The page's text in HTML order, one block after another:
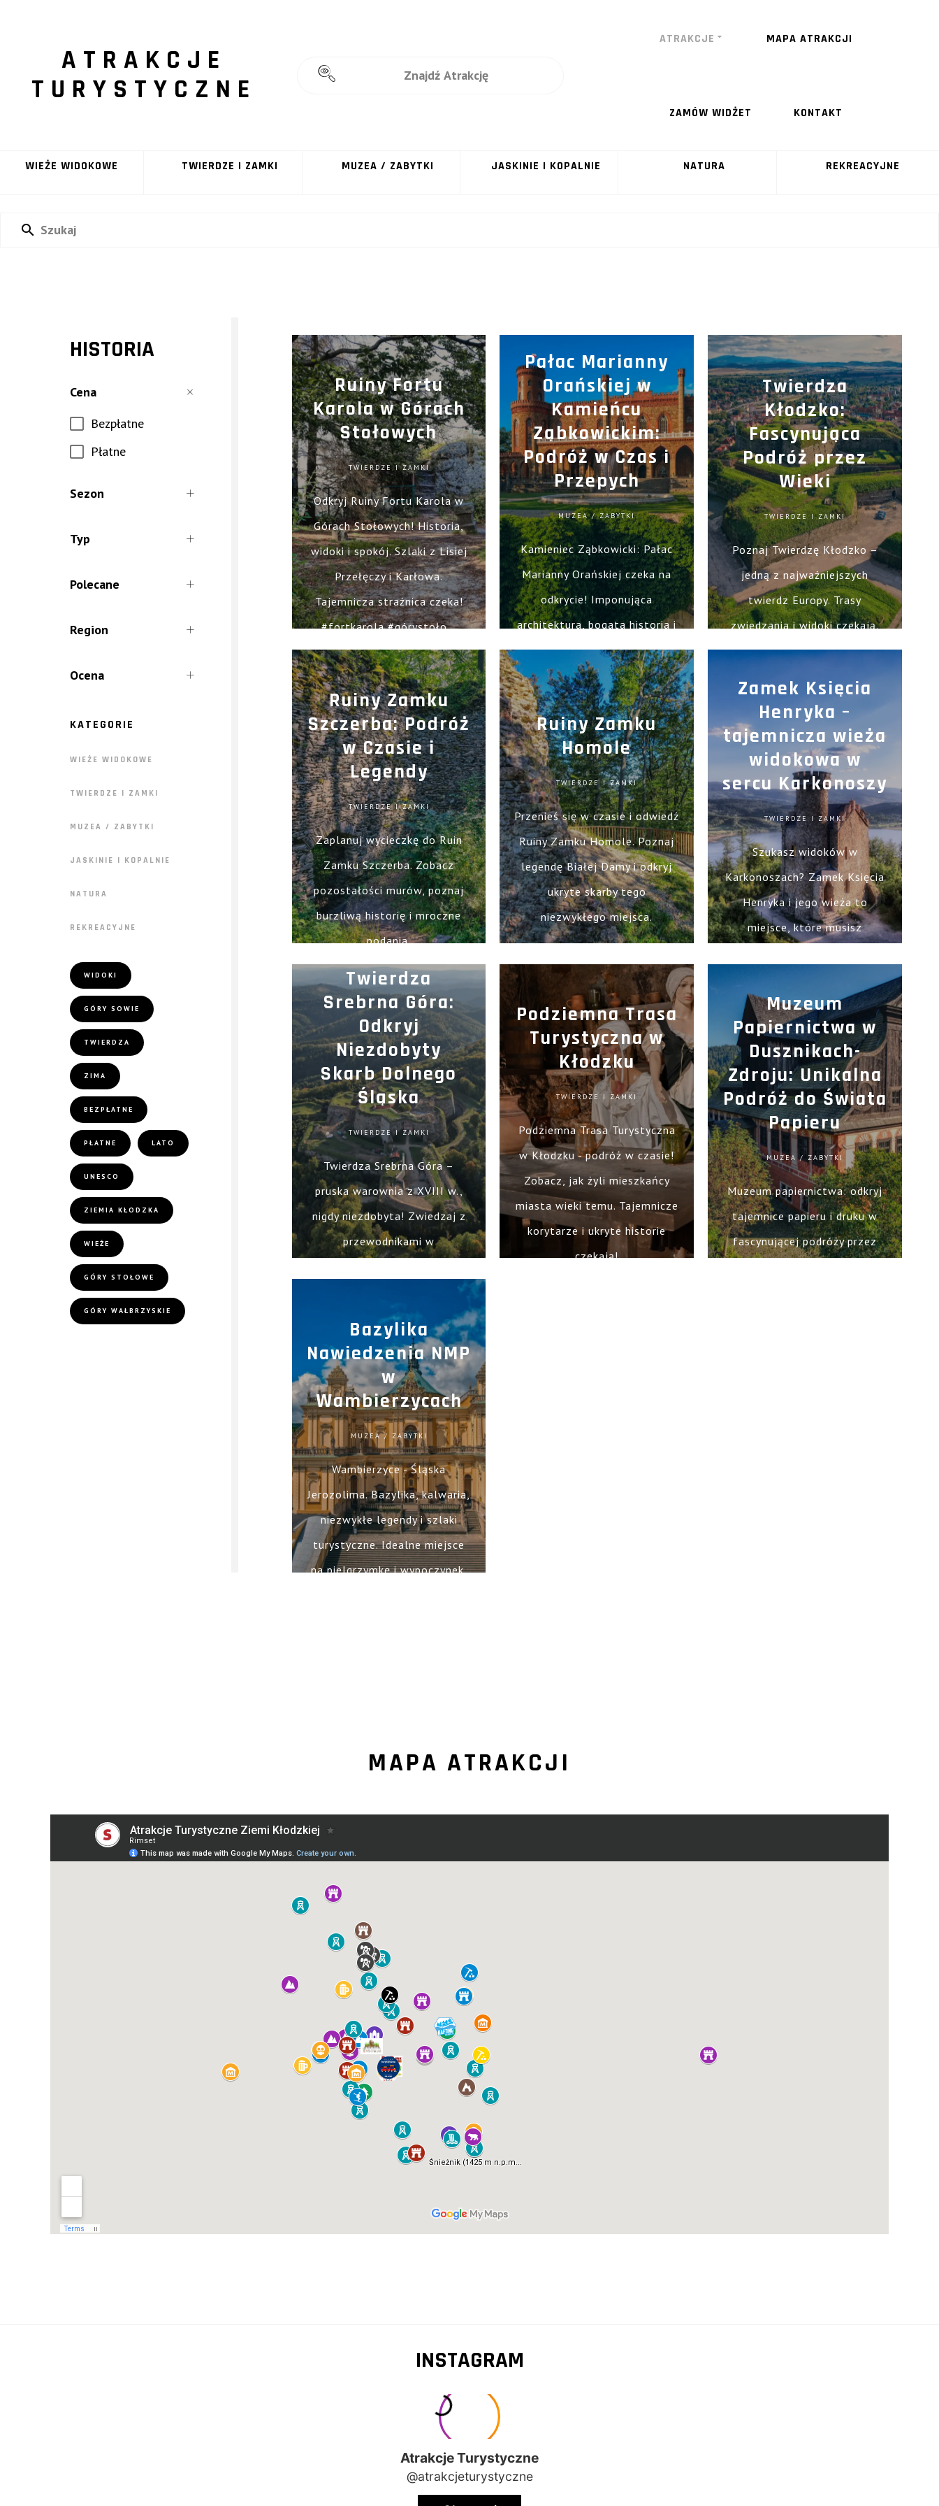
ATRAKCJE
TURYSTYCZNE
ATRAKCJE MAPA ATRAKCJI
ZAMÓW WIDŻET KONTAKT
WIEŻE WIDOKOWE TWIERDZE I ZAMKI MUZEA / ZABYTKI JASKINIE I KOPALNIE NATURA REKREACYJNE
HISTORIA
Sezon
Zima
Cena
Bezpłatne
Płatne
Typ
Polecane
Dla Dzieci
Region
Ziemia Kłodzka
Ocena
KATEGORIE
WIEŻE WIDOKOWE
TWIERDZE I ZAMKI
MUZEA / ZABYTKI
JASKINIE I KOPALNIE
NATURA
REKREACYJNE
WIDOKI
GÓRY SOWIE
TWIERDZA
ZIMA
BEZPŁATNE
PŁATNE LATO
UNESCO
ZIEMIA KŁODZKA
WIEŻE
GÓRY STOŁOWE
GÓRY WAŁBRZYSKIE
Ruiny Fortu
Karola w Górach
Stołowych
TWIERDZE I ZAMKI
Odkryj Ruiny Fortu Karola w
Górach Stołowych! Historia,
widoki i spokój. Szlaki z Lisiej
Przełęczy i Karłowa.
Tajemnicza strażnica czeka!
#fortkarola #górystoło...
Pałac Marianny
Orańskiej w
Kamieńcu
Ząbkowickim:
Podróż w Czas i
Przepych
MUZEA / ZABYTKI
Kamieniec Ząbkowicki: Pałac
Marianny Orańskiej czeka na
odkrycie! Imponująca
architektura, bogata historia i
malownicze krajobrazy.
Twierdza
Kłodzko:
Fascynująca
Podróż przez
Wieki
TWIERDZE I ZAMKI
Poznaj Twierdzę Kłodzko –
jedną z najważniejszych
twierdz Europy. Trasy
zwiedzania i widoki czekają.
Ruiny Zamku
Szczerba: Podróż
w Czasie i
Legendy
TWIERDZE I ZAMKI
Zaplanuj wycieczkę do Ruin
Zamku Szczerba. Zobacz
pozostałości murów, poznaj
burzliwą historię i mroczne
podania.
Ruiny Zamku
Homole
TWIERDZE I ZAMKI
Przenieś się w czasie i odwiedź
Ruiny Zamku Homole. Poznaj
legendę Białej Damy i odkryj
ukryte skarby tego
niezwykłego miejsca.
Zamek Księcia
Henryka –
tajemnicza wieża
widokowa w
sercu Karkonoszy
TWIERDZE I ZAMKI
Szukasz widoków w
Karkonoszach? Zamek Księcia
Henryka i jego wieża to
miejsce, które musisz
Twierdza
Srebrna Góra:
Odkryj
Niezdobyty
Skarb Dolnego
Śląska
TWIERDZE I ZAMKI
Twierdza Srebrna Góra –
pruska warownia z XVIII w.,
nigdy niezdobyta! Zwiedzaj z
przewodnikami w
Podziemna Trasa
Turystyczna w
Kłodzku
TWIERDZE I ZAMKI
Podziemna Trasa Turystyczna
w Kłodzku - podróż w czasie!
Zobacz, jak żyli mieszkańcy
miasta wieki temu. Tajemnicze
korytarze i ukryte historie
czekają!
Muzeum
Papiernictwa w
Dusznikach-
Zdroju: Unikalna
Podróż do Świata
Papieru
MUZEA / ZABYTKI
Muzeum papiernictwa: odkryj
tajemnice papieru i druku w
fascynującej podróży przez
Bazylika
Nawiedzenia NMP
w
Wambierzycach
MUZEA / ZABYTKI
Wambierzyce - Śląska
Jerozolima. Bazylika, kalwaria,
niezwykłe legendy i szlaki
turystyczne. Idealne miejsce
na pielgrzymkę i wypoczynek.
MAPA ATRAKCJI
INSTAGRAM